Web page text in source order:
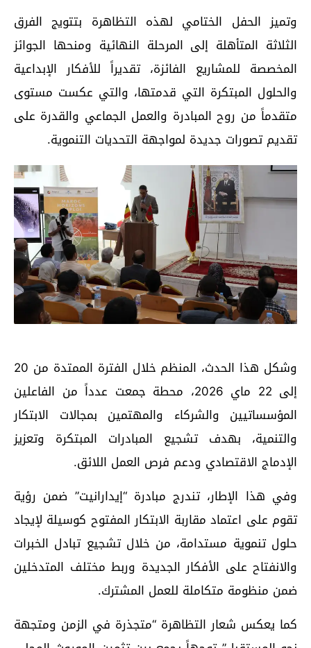
وتميز الحفل الختامي لهذه التظاهرة بتتويج الفرق
الثلاثة المتأهلة إلى المرحلة النهائية ومنحها الجوائز
المخصصة للمشاريع الفائزة، تقديراً للأفكار الإبداعية
والحلول المبتكرة التي قدمتها، والتي عكست مستوى
متقدماً من روح المبادرة والعمل الجماعي والقدرة على
تقديم تصورات جديدة لمواجهة التحديات التنموية.
وشكل هذا الحدث، المنظم خلال الفترة الممتدة من 20
إلى 22 ماي 2026، محطة جمعت عدداً من الفاعلين
المؤسساتيين والشركاء والمهتمين بمجالات الابتكار
والتنمية، بهدف تشجيع المبادرات المبتكرة وتعزيز
الإدماج الاقتصادي ودعم فرص العمل اللائق.
وفي هذا الإطار، تندرج مبادرة “إيدارانيت” ضمن رؤية
تقوم على اعتماد مقاربة الابتكار المفتوح كوسيلة لإيجاد
حلول تنموية مستدامة، من خلال تشجيع تبادل الخبرات
والانفتاح على الأفكار الجديدة وربط مختلف المتدخلين
ضمن منظومة متكاملة للعمل المشترك.
كما يعكس شعار التظاهرة “متجذرة في الزمن ومتجهة